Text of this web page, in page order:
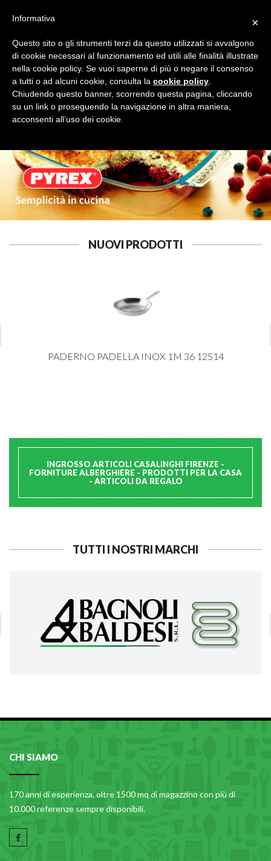
Tutte le categorie Cerca
NUOVI PRODOTTI
PADERNO PADELLA INOX 1M 36 12514
INGROSSO ARTICOLI CASALINGHI FIRENZE -
FORNITURE ALBERGHIERE - PRODOTTI PER LA CASA
- ARTICOLI DA REGALO
TUTTI I NOSTRI MARCHI
CHI SIAMO
170 anni di esperienza, oltre 1500 mq di magazzino con più di
10.000 referenze sempre disponibili.
×
Informativa
Questo sito o gli strumenti terzi da questo utilizzati si avvalgono
di cookie necessari al funzionamento ed utili alle finalità illustrate
nella cookie policy. Se vuoi saperne di più o negare il consenso
a tutti o ad alcuni cookie, consulta la cookie policy
Chiudendo questo banner, scorrendo questa pagina, cliccando
su un link o proseguendo la navigazione in altra maniera,
acconsenti all’uso dei cookie.